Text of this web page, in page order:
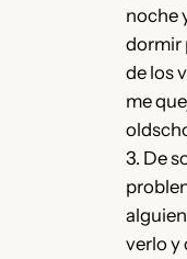
noche
dormir
de los
me
3. De
verlo y